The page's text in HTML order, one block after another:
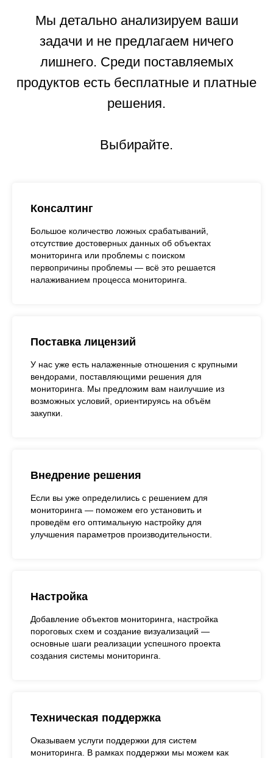
Мы детально анализируем ваши
задачи и не предлагаем ничего
лишнего. Среди поставляемых
продуктов есть бесплатные и платные
решения.
Выбирайте.
Консалтинг
Большое количество ложных срабатываний,
отсутствие достоверных данных об объектах
мониторинга или проблемы с поиском
первопричины проблемы — всё это решается
налаживанием процесса мониторинга.
Поставка лицензий
У нас уже есть налаженные отношения с крупными
вендорами, поставляющими решения для
мониторинга. Мы предложим вам наилучшие из
возможных условий, ориентируясь на объём
закупки.
Внедрение решения
Если вы уже определились с решением для
мониторинга — поможем его установить и
проведём его оптимальную настройку для
улучшения параметров производительности.
Настройка
Добавление объектов мониторинга, настройка
пороговых схем и создание визуализаций —
основные шаги реализации успешного проекта
создания системы мониторинга.
Техническая поддержка
Оказываем услуги поддержки для систем
мониторинга. В рамках поддержки мы можем как